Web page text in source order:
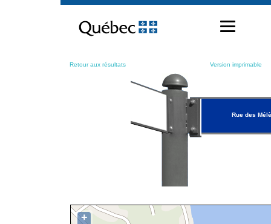
contenu
Retour aux résultats Version imprimable
Rue des
+